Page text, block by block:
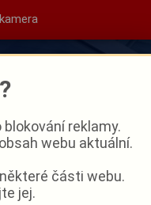
reklamy.
webu aktuální.
části webu.
jej.